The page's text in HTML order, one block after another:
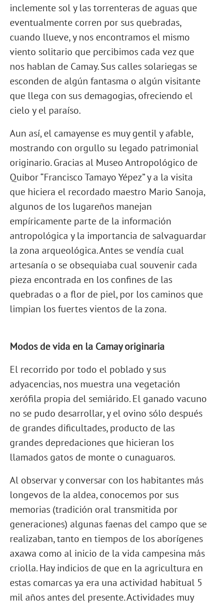
inclemente sol y las torrenteras de aguas que
eventualmente corren por sus quebradas,
cuando llueve, y nos encontramos el mismo
viento solitario que percibimos cada vez que
nos hablan de Camay. Sus calles solariegas se
esconden de algún fantasma o algún visitante
que llega con sus demagogias, ofreciendo el
cielo y el paraíso.
Aun así, el camayense es muy gentil y afable,
mostrando con orgullo su legado patrimonial
originario. Gracias al Museo Antropológico de
Quibor “Francisco Tamayo Yépez” y a la visita
que hiciera el recordado maestro Mario Sanoja,
algunos de los lugareños manejan
empíricamente parte de la información
antropológica y la importancia de salvaguardar
la zona arqueológica. Antes se vendía cual
artesanía o se obsequiaba cual souvenir cada
pieza encontrada en los confines de las
quebradas o a flor de piel, por los caminos que
limpian los fuertes vientos de la zona.
Modos de vida en la Camay originaria
El recorrido por todo el poblado y sus
adyacencias, nos muestra una vegetación
xerófila propia del semiárido. El ganado vacuno
no se pudo desarrollar, y el ovino sólo después
de grandes dificultades, producto de las
grandes depredaciones que hicieran los
llamados gatos de monte o cunaguaros.
Al observar y conversar con los habitantes más
longevos de la aldea, conocemos por sus
memorias (tradición oral transmitida por
generaciones) algunas faenas del campo que se
realizaban, tanto en tiempos de los aborígenes
axawa como al inicio de la vida campesina más
criolla. Hay indicios de que en la agricultura en
estas comarcas ya era una actividad habitual 5
mil años antes del presente. Actividades muy